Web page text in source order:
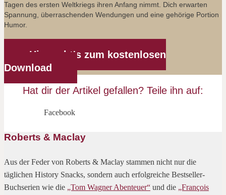
Tagen des ersten Weltkriegs ihren Anfang nimmt. Dich erwarten
Spannung, überraschenden Wendungen und eine gehörige Portion
Humor.
Hier geht's zum kostenlosen
Download
Hat dir der Artikel gefallen? Teile ihn auf:
Facebook
Roberts & Maclay
Aus der Feder von Roberts & Maclay stammen nicht nur die
täglichen History Snacks, sondern auch erfolgreiche Bestseller-
Buchserien wie die „Tom Wagner Abenteuer“ und die „François